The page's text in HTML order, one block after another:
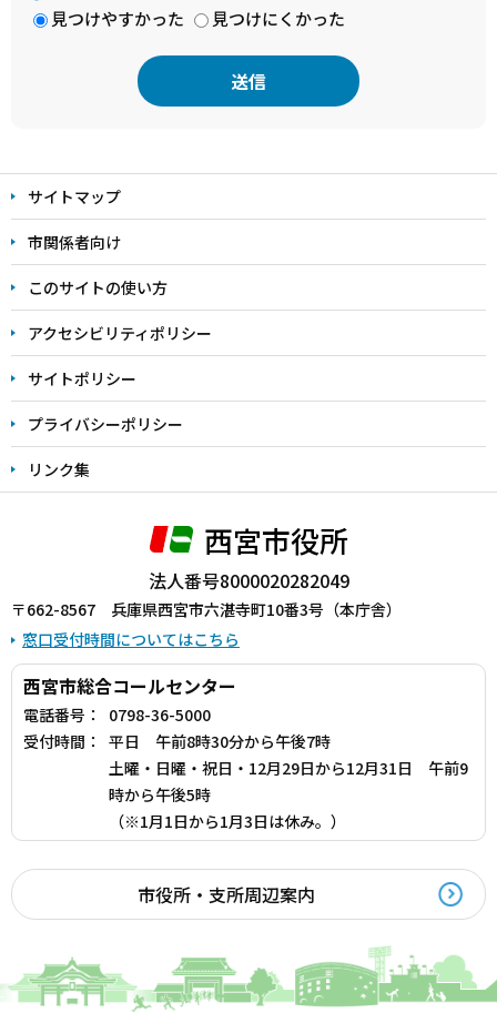
見つけやすかった
見つけにくかった
文
こ
こ
ま
で
サイトマップ
市関係者向け
このサイトの使い方
アクセシビリティポリシー
サイトポリシー
プライバシーポリシー
リンク集
西宮市役所
法人番号8000020282049
〒662-8567 兵庫県西宮市六湛寺町10番3号（本庁舎）
窓口受付時間についてはこちら
西宮市総合コールセンター
電話番号：
0798-36-5000
受付時間：
平日 午前8時30分から午後7時
土曜・日曜・祝日・12月29日から12月31日 午前9
時から午後5時
（※1月1日から1月3日は休み。）
市役所・支所周辺案内